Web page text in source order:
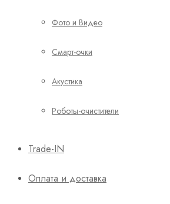
Фото и Видео
Смарт-очки
Акустика
Роботы-очистители
Trade-IN
Оплата и доставка